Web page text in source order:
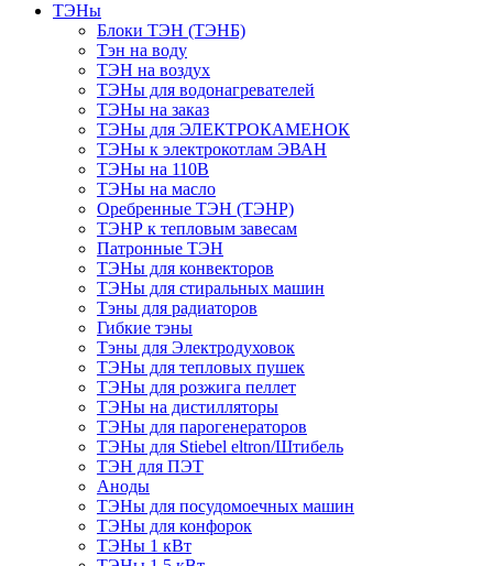
ТЭНы
Блоки ТЭН (ТЭНБ)
Тэн на воду
ТЭН на воздух
ТЭНы для водонагревателей
ТЭНы на заказ
ТЭНы для ЭЛЕКТРОКАМЕНОК
ТЭНы к электрокотлам ЭВАН
ТЭНы на 110В
ТЭНы на масло
Оребренные ТЭН (ТЭНР)
ТЭНР к тепловым завесам
Патронные ТЭН
ТЭНы для конвекторов
ТЭНы для стиральных машин
Тэны для радиаторов
Гибкие тэны
Тэны для Электродуховок
ТЭНы для тепловых пушек
ТЭНы для розжига пеллет
ТЭНы на дистилляторы
ТЭНы для парогенераторов
ТЭНы для Stiebel eltron/Штибель
ТЭН для ПЭТ
Аноды
ТЭНы для посудомоечных машин
ТЭНы для конфорок
ТЭНы 1 кВт